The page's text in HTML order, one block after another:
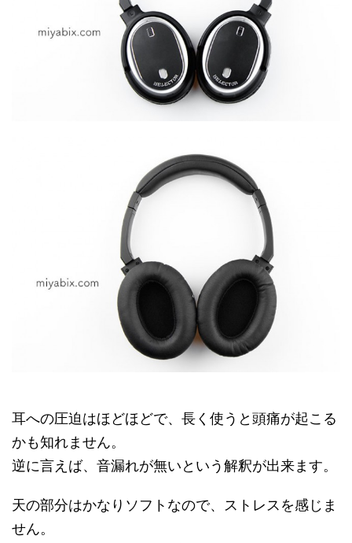
耳への圧迫はほどほどで、長く使うと頭痛が起こる
かも知れません。
逆に言えば、音漏れが無いという解釈が出来ます。
天の部分はかなりソフトなので、ストレスを感じま
せん。